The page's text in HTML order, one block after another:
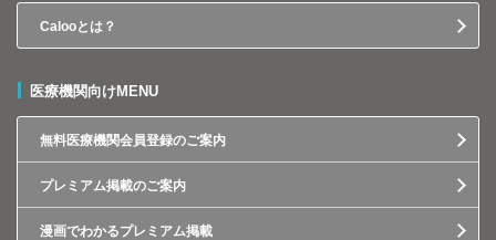
Calooとは？
医療機関向けMENU
無料医療機関会員登録のご案内
プレミアム掲載のご案内
漫画でわかるプレミアム掲載